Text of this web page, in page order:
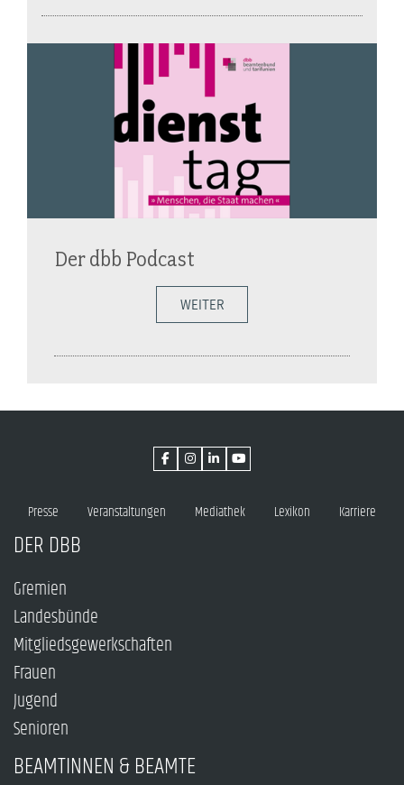
Der dbb Podcast
WEITER
Presse Veranstaltungen Mediathek Lexikon Karriere
DER DBB
Gremien
Landesbünde
Mitgliedsgewerkschaften
Frauen
Jugend
Senioren
BEAMTINNEN & BEAMTE